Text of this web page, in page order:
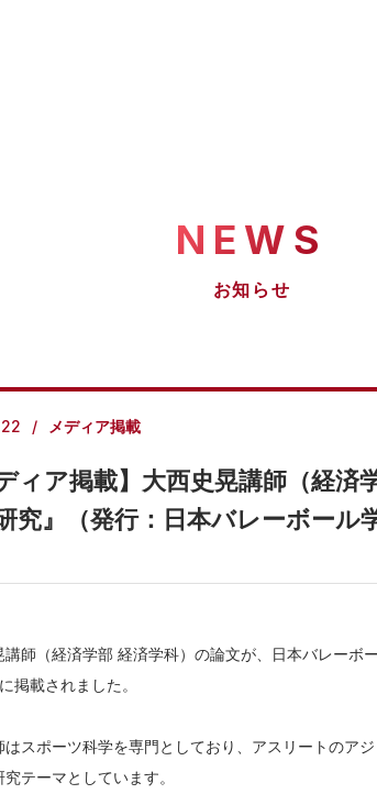
NEWS
お知らせ
メディア掲載
ディア掲載】大西史晃講師（経
究』（発行：日本バレーボール
講師（経済学部 経済学科）の論文が、日本バレー
掲載されました。
はスポーツ科学を専門としており、アスリートのア
究テーマとしています。